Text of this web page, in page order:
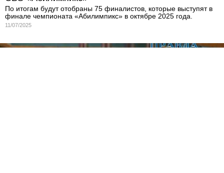
По итогам будут отобраны 75 финалистов, которые выступят в
финале чемпионата «Абилимпикс» в октябре 2025 года.
11/07/2025